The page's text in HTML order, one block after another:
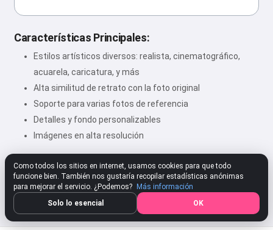
Características Principales:
Estilos artísticos diversos: realista, cinematográfico,
acuarela, caricatura, y más
Alta similitud de retrato con la foto original
Soporte para varias fotos de referencia
Detalles y fondo personalizables
Imágenes en alta resolución
★★★★★4.80312 Configuración Calificar
Como todos los sitios en internet, usamos cookies para que todo
funcione bien. También nos gustaría recopilar estadísticas anónimas
para mejorar el servicio. ¿Podemos?
Más información
Solo lo esencial
OK